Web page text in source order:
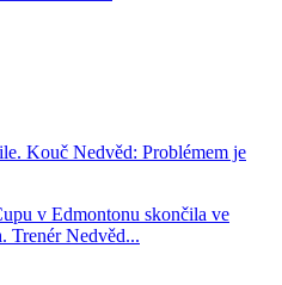
Kouč Nedvěd: Problémem je
v Edmontonu skončila ve
Trenér Nedvěd...